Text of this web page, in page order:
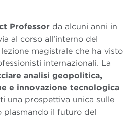
Professor da alcuni anni in
al corso all’interno del
magistrale che ha visto
internazionali. La
analisi geopolitica,
e innovazione tecnologica
una prospettiva unica sulle
plasmando il futuro del